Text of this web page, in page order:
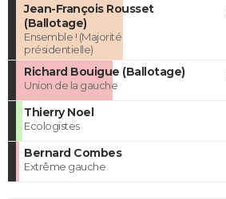
Jean-François Rousset
(Ballotage)
Ensemble ! (Majorité
présidentielle)
Richard Bouigue (Ballotage)
Union de la gauche
Thierry Noel
Ecologistes
Bernard Combes
Extrême gauche